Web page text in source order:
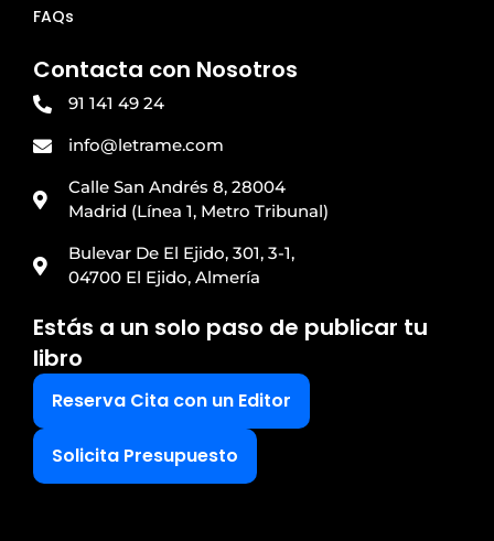
FAQs
Contacta con Nosotros
91 141 49 24
info@letrame.com
Calle San Andrés 8, 28004
Madrid (Línea 1, Metro Tribunal)
Bulevar De El Ejido, 301, 3-1,
04700 El Ejido, Almería
Estás a un solo paso de publicar tu
libro
Reserva Cita con un Editor
Solicita Presupuesto